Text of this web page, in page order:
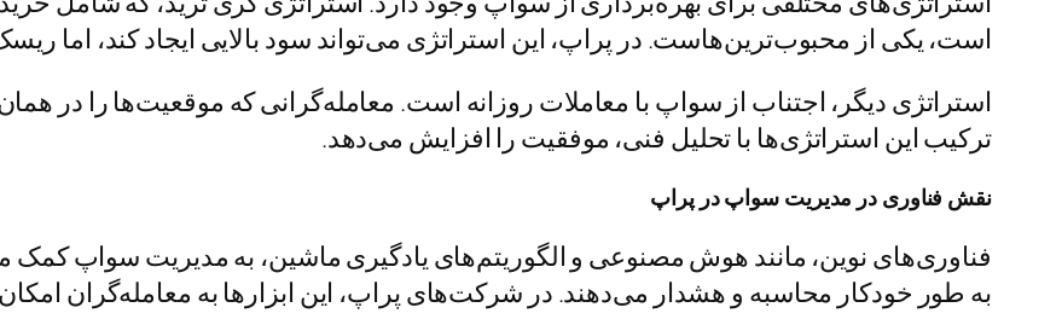
است، یکی از محبوب‌ترین‌هاست. در پراپ، این استراتژی می‌تواند سود بالایی ایجاد کند، اما ریسک
استراتژی دیگر، اجتناب از سواپ با معاملات روزانه است. معامله‌گرانی که موقعیت‌ها را در
ترکیب این استراتژی‌ها با تحلیل فنی، موفقیت را افزایش می‌دهد.
نقش فناوری در مدیریت سواپ در پراپ
فناوری‌های نوین، مانند هوش مصنوعی و الگوریتم‌های یادگیری ماشین، به مدیریت سواپ کمک
به طور خودکار محاسبه و هشدار می‌دهند. در شرکت‌های پراپ، این ابزارها به معامله‌گران امکان